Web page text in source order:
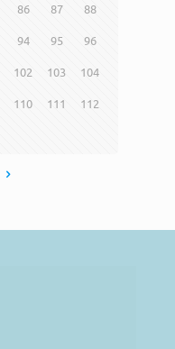
86 87 88
94 95 96
102 103 104
110 111 112